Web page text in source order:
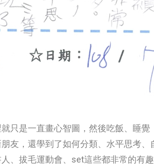
只是一直畫心智圖，然後吃飯、睡
友，還學到了如何分類、水平思考
、拔毛運動會、set這些都非常的有